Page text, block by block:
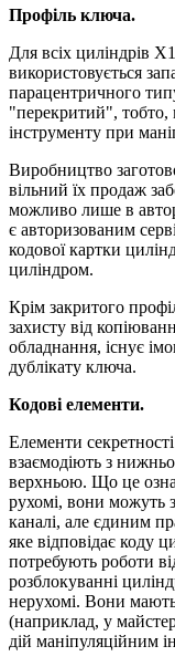
Профіль ключа.
Для всіх циліндрів
використовується
парацентричного
"перекритий", тобто,
інструменту при
Виробництво
вільний їх продаж
можливо лише в
є авторизованим
кодової картки
циліндром.
Крім закритого
захисту від
обладнання, існує
дублікату ключа.
Кодові елементи.
Елементи
взаємодіють з
верхньою. Що це
рухомі, вони можуть
каналі, але єдиним
яке відповідає коду
потребують роботи
розблокуванні
нерухомі. Вони
(наприклад, у
дій маніпуляційним